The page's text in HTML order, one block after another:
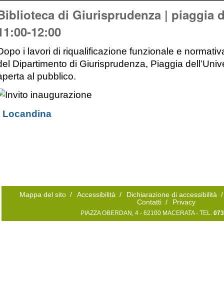
di Giurisprudenza | piaggia
12:00
i lavori di riqualificazione funzionale e
Dipartimento di Giurisprudenza, Piaggia
al pubblico.
Locandina
Mappa del sito / Accessibilità / Dichiarazione di accessibilità /
Contatti / Privacy
PIAZZA OBERDAN, 4 - 62100 MACERATA - TEL.